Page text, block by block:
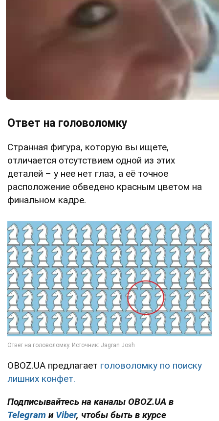
Ответ на головоломку
Странная фигура, которую вы ищете,
отличается отсутствием одной из этих
деталей – у нее нет глаз, а её точное
расположение обведено красным цветом на
финальном кадре.
OBOZ.UA предлагает головоломку по поиску
лишних конфет.
Подписывайтесь на каналы OBOZ.UA в
Telegram и Viber, чтобы быть в курсе